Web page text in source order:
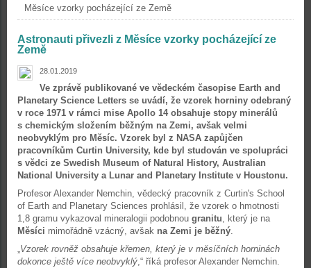
Měsíce vzorky pocházející ze Země
Astronauti přivezli z Měsíce vzorky pocházející ze
Země
28.01.2019
Ve zprávě publikované ve vědeckém časopise Earth and
Planetary Science Letters se uvádí, že vzorek horniny odebraný
v roce 1971 v rámci mise Apollo 14 obsahuje stopy minerálů
s chemickým složením běžným na Zemi, avšak velmi
neobvyklým pro Měsíc. Vzorek byl z NASA zapůjčen
pracovníkům Curtin University, kde byl studován ve spolupráci
s vědci ze Swedish Museum of Natural History, Australian
National University a Lunar and Planetary Institute v Houstonu.
Profesor Alexander Nemchin, vědecký pracovník z Curtin's School
of Earth and Planetary Sciences prohlásil, že vzorek o hmotnosti
1,8 gramu vykazoval mineralogii podobnou granitu, který je na
Měsíci mimořádně vzácný, avšak na Zemi je běžný.
„Vzorek rovněž obsahuje křemen, který je v měsíčních horninách
dokonce ještě více neobvyklý,“ říká profesor Alexander Nemchin.